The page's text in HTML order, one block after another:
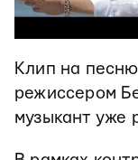
Клип на песню
режиссером
музыкант уже